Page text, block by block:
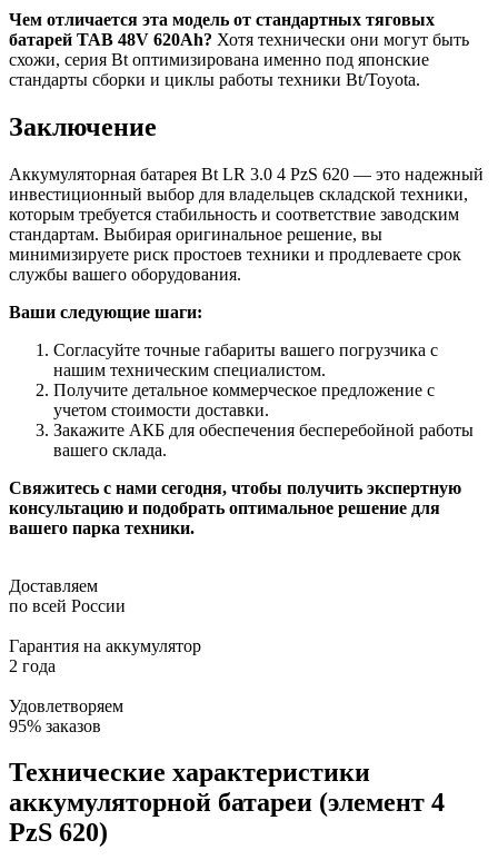
Чем отличается эта модель от стандартных тяговых
батарей TAB 48V 620Ah? Хотя технически они могут быть
схожи, серия Bt оптимизирована именно под японские
стандарты сборки и циклы работы техники Bt/Toyota.
Заключение
Аккумуляторная батарея Bt LR 3.0 4 PzS 620 — это надежный
инвестиционный выбор для владельцев складской техники,
которым требуется стабильность и соответствие заводским
стандартам. Выбирая оригинальное решение, вы
минимизируете риск простоев техники и продлеваете срок
службы вашего оборудования.
Ваши следующие шаги:
Согласуйте точные габариты вашего погрузчика с
нашим техническим специалистом.
Получите детальное коммерческое предложение с
учетом стоимости доставки.
Закажите АКБ для обеспечения бесперебойной работы
вашего склада.
Свяжитесь с нами сегодня, чтобы получить экспертную
консультацию и подобрать оптимальное решение для
вашего парка техники.
Доставляем
по всей России
Гарантия на аккумулятор
2 года
Удовлетворяем
95% заказов
Технические характеристики
аккумуляторной батареи (элемент 4
PzS 620)